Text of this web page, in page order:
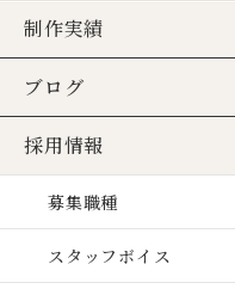
制作実績
ブログ
採用情報
募集職種
スタッフボイス